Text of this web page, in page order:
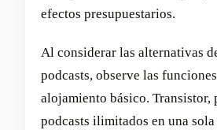
efectos presupuestarios.
Al considerar las alternativas
podcasts, observe las
alojamiento básico. Transistor,
podcasts ilimitados en una sola